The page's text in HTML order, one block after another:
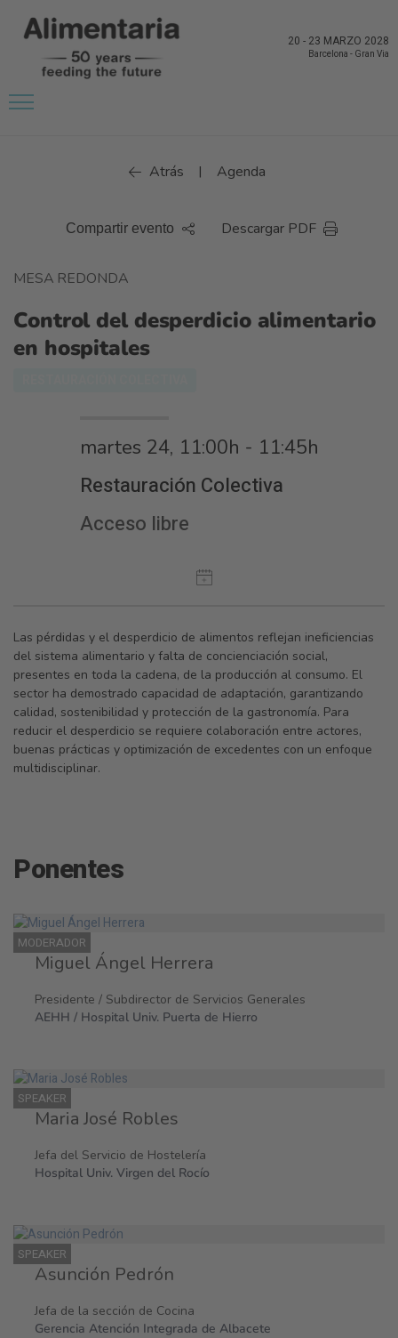
20 - 23 MARZO 2028
Barcelona - Gran Via
Atrás | Agenda
Compartir evento Descargar PDF
MESA REDONDA
Control del desperdicio alimentario
en hospitales
martes 24, 11:00h - 11:45h
Restauración Colectiva
Acceso libre
Las pérdidas y el desperdicio de alimentos reflejan ineficiencias
del sistema alimentario y falta de concienciación social,
presentes en toda la cadena, de la producción al consumo. El
sector ha demostrado capacidad de adaptación, garantizando
calidad, sostenibilidad y protección de la gastronomía. Para
reducir el desperdicio se requiere colaboración entre actores,
buenas prácticas y optimización de excedentes con un enfoque
multidisciplinar.
Ponentes
MODERADOR
Miguel Ángel Herrera
Presidente / Subdirector de Servicios Generales
AEHH / Hospital Univ. Puerta de Hierro
SPEAKER
Maria José Robles
Jefa del Servicio de Hostelería
Hospital Univ. Virgen del Rocío
SPEAKER
Asunción Pedrón
Jefa de la sección de Cocina
Gerencia Atención Integrada de Albacete